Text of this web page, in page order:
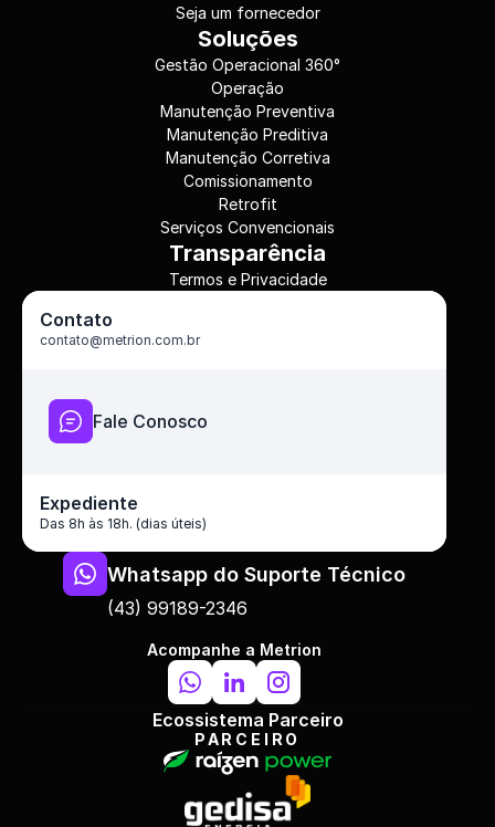
Seja um fornecedor
Soluções
Gestão Operacional 360°
Operação
Manutenção Preventiva
Manutenção Preditiva
Manutenção Corretiva
Comissionamento
Retrofit
Serviços Convencionais
Transparência
Termos e Privacidade
Contato
contato@metrion.com.br
Fale Conosco
Expediente
Das 8h às 18h. (dias úteis)
Whatsapp do Suporte Técnico
(43) 99189-2346
Acompanhe a Metrion
Ecossistema Parceiro
PARCEIRO